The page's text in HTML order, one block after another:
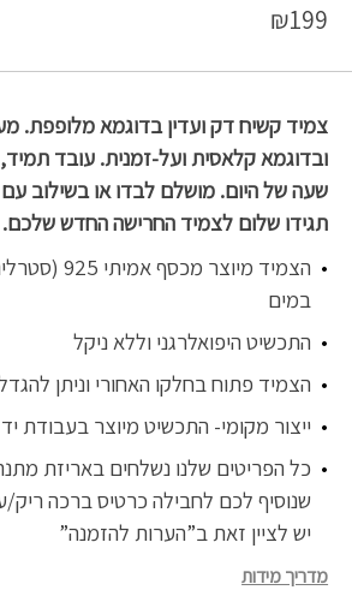
₪199
צמיד קשיח דק ועדין בדוגמא מלופפת.
ובדוגמא קלאסית ועל-זמנית. עובד
שעה של היום. מושלם לבדו או בשילוב עם
תגידו שלום לצמיד החרישה החדש שלכם.
הצמיד מיוצר
במים
התכשיט היפואלרגני וללא ניקל
הצמיד פתוח בחלקו האחורי וניתן
ייצור מקומי- התכשיט מיוצר בעבודת
כל הפריטים שלנו נשלחים באריזת
שנוסיף לכם לחבילה כרטיס ברכה
יש לציין זאת ב”הערות להזמנה”
מדריך מידות